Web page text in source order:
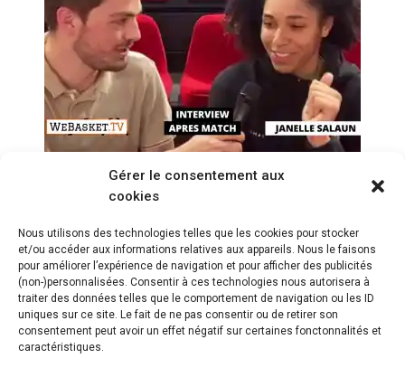
Gérer le consentement aux
cookies
Nous utilisons des technologies telles que les cookies pour stocker
et/ou accéder aux informations relatives aux appareils. Nous le faisons
pour améliorer l’expérience de navigation et pour afficher des publicités
(non-)personnalisées. Consentir à ces technologies nous autorisera à
traiter des données telles que le comportement de navigation ou les ID
uniques sur ce site. Le fait de ne pas consentir ou de retirer son
consentement peut avoir un effet négatif sur certaines fonctonnalités et
caractéristiques.
Interview de Janelle
mieux impacter l’ASVEL